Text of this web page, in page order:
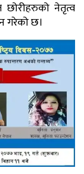
छोरीहरुको नेतृत्व
गरेको छ।